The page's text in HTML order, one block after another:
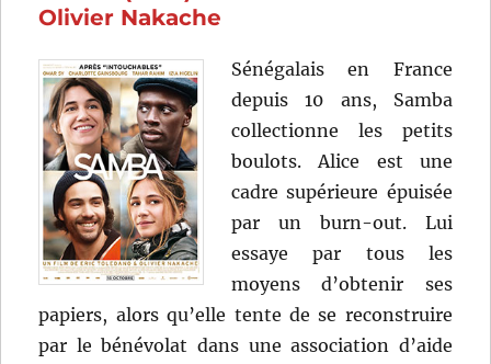
Olivier Nakache
Sénégalais en France
depuis 10 ans, Samba
collectionne les petits
boulots. Alice est une
cadre supérieure épuisée
par un burn-out. Lui
essaye par tous les
moyens d’obtenir ses
papiers, alors qu’elle tente de se reconstruire
par le bénévolat dans une association d’aide